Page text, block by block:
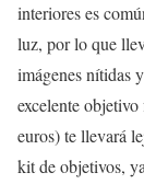
interiores es
luz, por lo que
imágenes nítidas
excelente
euros) te llevará
kit de objetivos,